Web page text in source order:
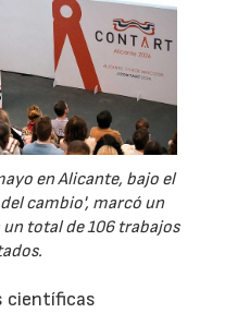
en Alicante, bajo el
cambio', marcó un
total de 106 trabajos
científicas